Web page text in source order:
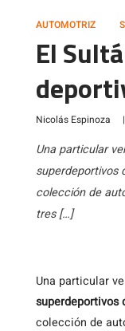
AUTOMOTRIZ
El
Nicolás Espinoza |
Una particular
superdeportivos
colección de
tres […]
Una particular
superdeportivos
colección de